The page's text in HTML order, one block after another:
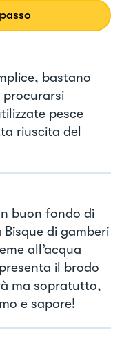
bastano
pesce
riuscita del
buon fondo di
di gamberi
all’acqua
il brodo
ma sopratutto,
e sapore!